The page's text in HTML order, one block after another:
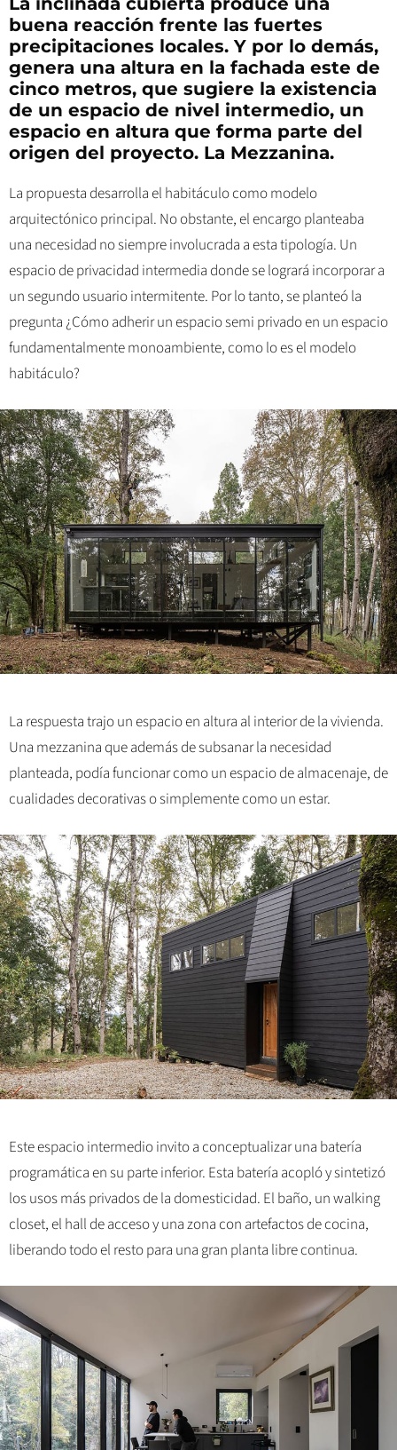
buena reacción frente las fuertes
precipitaciones locales. Y por lo demás,
genera una altura en la fachada este de
cinco metros, que sugiere la existencia
de un espacio de nivel intermedio, un
espacio en altura que forma parte del
origen del proyecto. La Mezzanina.
La propuesta desarrolla el habitáculo como modelo
arquitectónico principal. No obstante, el encargo planteaba
una necesidad no siempre involucrada a esta tipología. Un
espacio de privacidad intermedia donde se logrará incorporar a
un segundo usuario intermitente. Por lo tanto, se planteó la
pregunta ¿Cómo adherir un espacio semi privado en un espacio
fundamentalmente monoambiente, como lo es el modelo
habitáculo?
La respuesta trajo un espacio en altura al interior de la vivienda.
Una mezzanina que además de subsanar la necesidad
planteada, podía funcionar como un espacio de almacenaje, de
cualidades decorativas o simplemente como un estar.
Este espacio intermedio invito a conceptualizar una batería
programática en su parte inferior. Esta batería acopló y sintetizó
los usos más privados de la domesticidad. El baño, un walking
closet, el hall de acceso y una zona con artefactos de cocina,
liberando todo el resto para una gran planta libre continua.